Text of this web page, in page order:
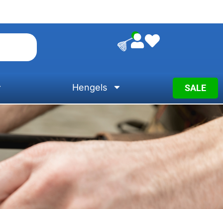
0
Hengels SALE